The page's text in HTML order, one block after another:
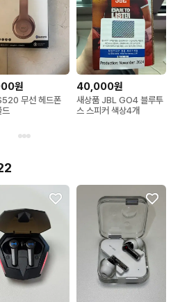
원
무선 헤드폰
드
40,000원
새상품 JBL GO4 블루투
스 스피커 색상4개